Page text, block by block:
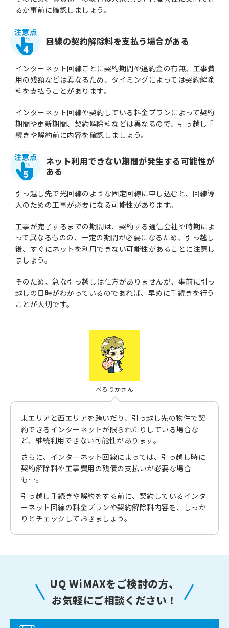
るか事前に確認しましょう。
4
回線の契約解除料を支払う場合がある
インターネット回線ごとに契約期間や違約金の有無、工事費
用の残額などは異なるため、タイミングによっては契約解除
料を支払うことがあります。
インターネット回線や契約している料金プランによって契約
期間や更新期間、契約解除料などは異なるので、引っ越し手
続きや解約前に内容を確認しましょう。
5
ネット利用できない期間が発生する可能性が
ある
引っ越し先で光回線のような固定回線に申し込むと、回線導
入のための工事が必要になる可能性があります。
工事が完了するまでの期間は、契約する通信会社や時期によ
って異なるものの、一定の期間が必要になるため、引っ越し
後、すぐにネットを利用できない可能性があることに注意し
ましょう。
そのため、急な引っ越しは仕方がありませんが、事前に引っ
越しの日時がわかっているのであれば、早めに手続きを行う
ことが大切です。
べろりかさん
東エリアと西エリアを跨いだり、引っ越し先の物件で契
約できるインターネットが限られたりしている場合な
ど、継続利用できない可能性があります。
さらに、インターネット回線によっては、引っ越し時に
契約解除料や工事費用の残債の支払いが必要な場合
も…。
引っ越し手続きや解約をする前に、契約しているインタ
ーネット回線の料金プランや契約解除料内容を、しっか
りとチェックしておきましょう。
UQ WiMAXをご検討の方、
お気軽にご相談ください！